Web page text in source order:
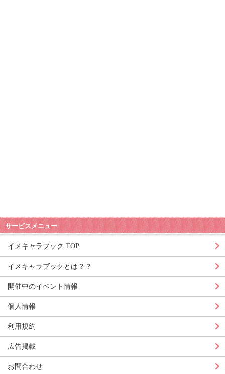
サービスメニュー
イメキャラブック TOP
イメキャラブックとは？？
開催中のイベント情報
個人情報
利用規約
広告掲載
お問合わせ